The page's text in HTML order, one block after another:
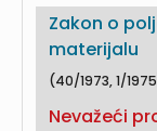
Zakon o
materijalu
(40/1973, 1/
Nevažeći